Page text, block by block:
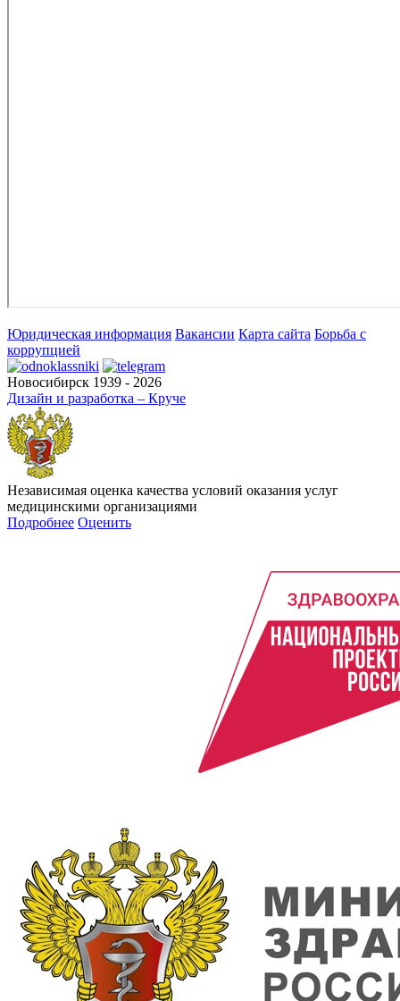
Юридическая информация Вакансии Карта сайта Борьба с
коррупцией
Новосибирск 1939 - 2026
Дизайн и разработка – Круче
Независимая оценка качества условий оказания услуг
медицинскими организациями
Подробнее Оценить